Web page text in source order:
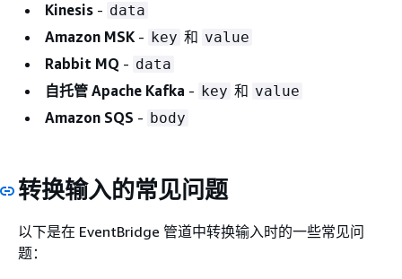
Kinesis - data
Amazon MSK - key 和 value
Rabbit MQ - data
自托管 Apache Kafka - key 和 value
Amazon SQS - body
转换输入的常见问题
以下是在 EventBridge 管道中转换输入时的一些常见问
题：